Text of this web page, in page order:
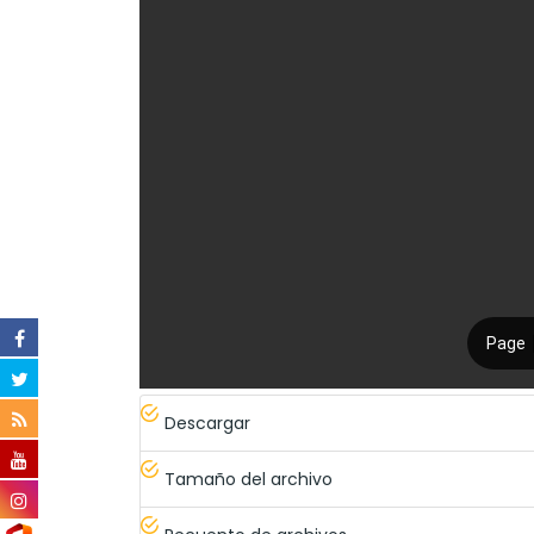
Descargar
Tamaño del archivo